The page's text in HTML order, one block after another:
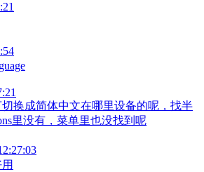
换成简体中文在哪里设备的呢，找半
里没有，菜单里也没找到呢